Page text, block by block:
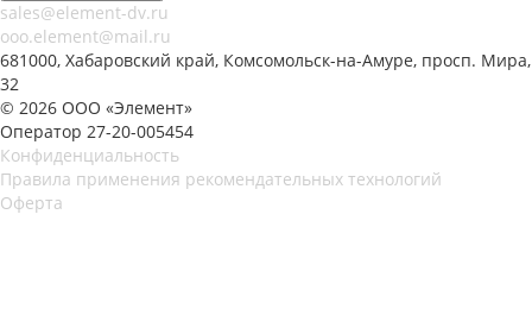
sales@element-dv.ru
ooo.element@mail.ru
681000, Хабаровский край, Комсомольск-на-Амуре, просп. Мира,
32
© 2026 ООО «Элемент»
Оператор 27-20-005454
Конфиденциальность
Правила применения рекомендательных технологий
Оферта